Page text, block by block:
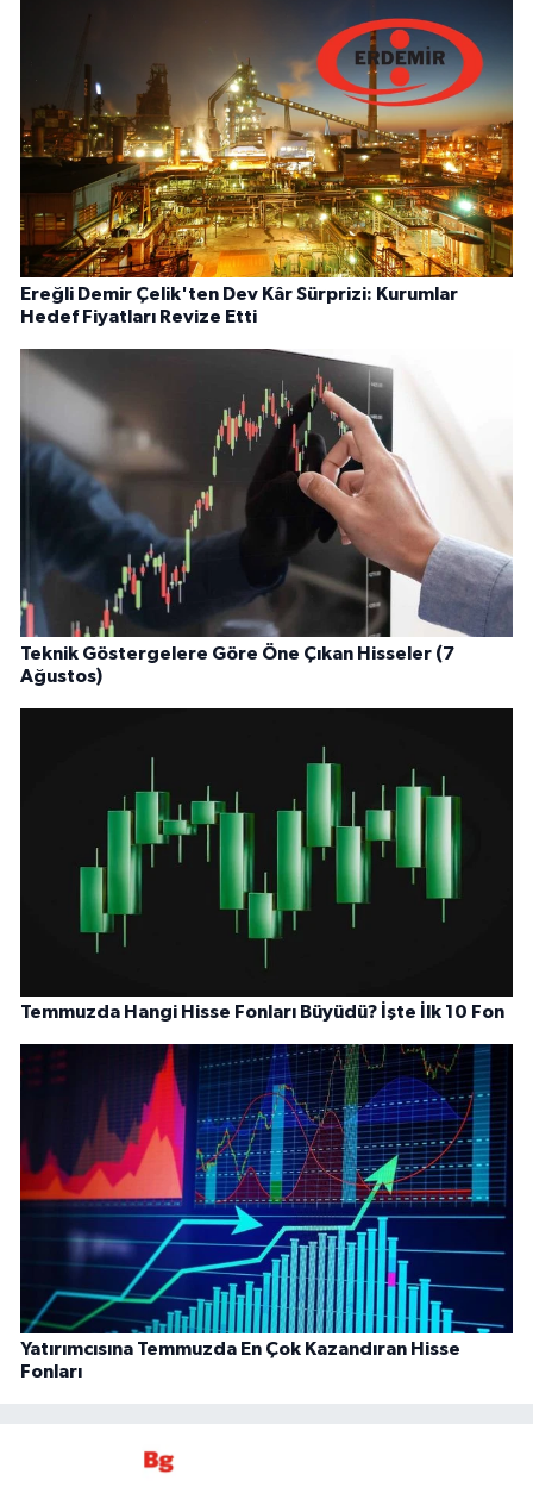
Ereğli Demir Çelik'ten Dev Kâr Sürprizi: Kurumlar
Hedef Fiyatları Revize Etti
Teknik Göstergelere Göre Öne Çıkan Hisseler (7
Ağustos)
Temmuzda Hangi Hisse Fonları Büyüdü? İşte İlk 10 Fon
Yatırımcısına Temmuzda En Çok Kazandıran Hisse
Fonları